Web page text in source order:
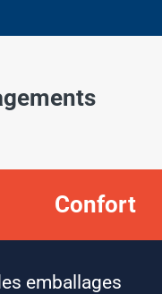
Confort
emballages